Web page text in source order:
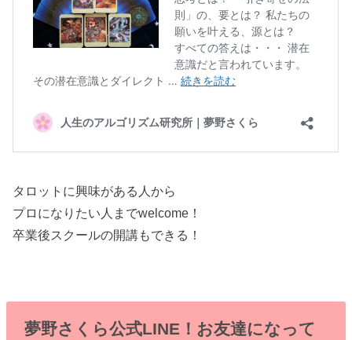
タロットに興味がある人から
プロになりたい人までwelcome！
卒業後スクールの開講もできる！
夢野さくら公式LINE！お友達になって